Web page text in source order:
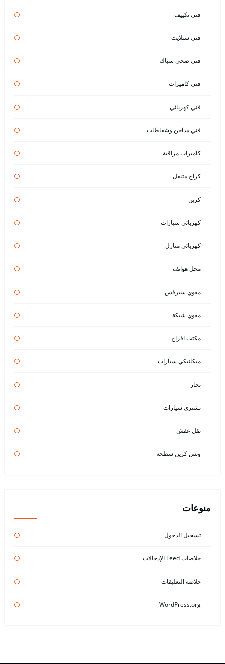
فني تكييف
فني ستلايت
فني صحي سباك
فني كاميرات
فني كهربائي
فني مداخن وشفاطات
كاميرات مراقبة
كراج متنقل
كرين
كهربائي سيارات
كهربائي منازل
محل هواتف
مقوي سيرفس
مقوي شبكة
مكتب افراح
ميكانيكي سيارات
نجار
نشتري سيارات
نقل عفش
ونش كرين سطحة
منوعات
تسجيل الدخول
خلاصات Feed الإدخالات
خلاصة التعليقات
WordPress.org